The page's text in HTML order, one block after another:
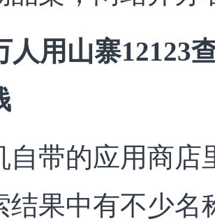
人用山寨12123
自带的应用商店
结果中有不少名